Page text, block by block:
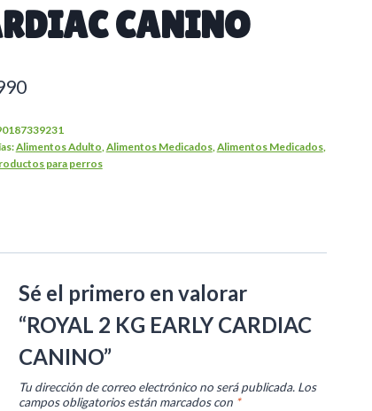
CANINO
Alimentos Adulto Alimentos Medicados, Alimentos Medicados,
para perros
Sé el primero en valorar
“ROYAL 2 KG EARLY CARDIAC
CANINO”
Tu dirección de correo electrónico no será publicada. Los
campos obligatorios están marcados con *